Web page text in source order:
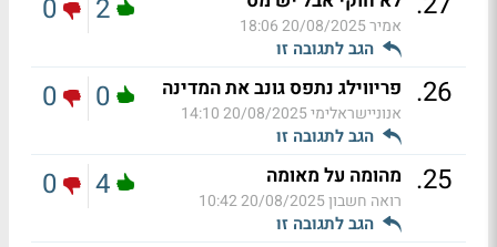
אמיר20/08/2025 18:06
הגב לתגובה זו
2
0
26
. פריווילג נתפס גונב את המדינה
אנוניישראלימי20/08/2025 14:10
הגב לתגובה זו
0
0
25
. מהומה על מאומה
רואה חשבון20/08/2025 10:42
הגב לתגובה זו
4
0